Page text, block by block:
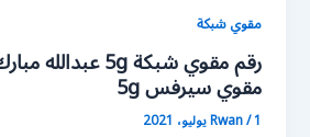
مقوي شبكة
مقوي سيرفس 5g
Rwan/1 يوليو، 2021